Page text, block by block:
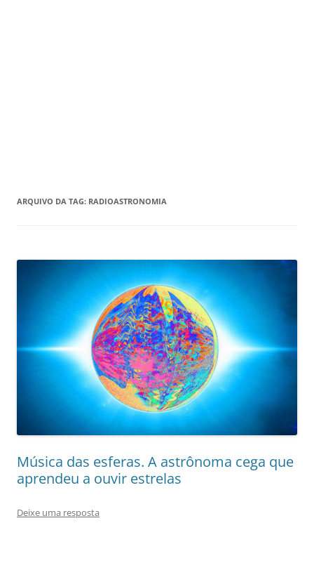
ARQUIVO DA TAG: RADIOASTRONOMIA
Música das esferas. A astrônoma cega que
aprendeu a ouvir estrelas
Deixe uma resposta